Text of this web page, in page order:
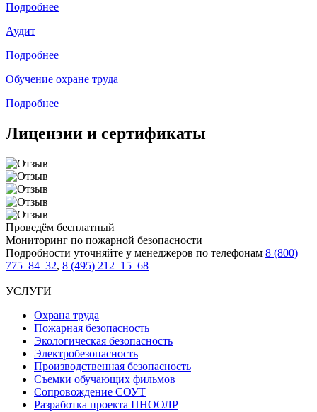
Подробнее
Аудит
Подробнее
Обучение охране труда
Подробнее
Лицензии и сертификаты
Проведём бесплатный
Мониторинг по пожарной безопасности
Подробности уточняйте у менеджеров по телефонам 8 (800)
775–84–32, 8 (495) 212–15–68
УСЛУГИ
Охрана труда
Пожарная безопасность
Экологическая безопасность
Электробезопасность
Производственная безопасность
Съемки обучающих фильмов
Сопровождение СОУТ
Разработка проекта ПНООЛР